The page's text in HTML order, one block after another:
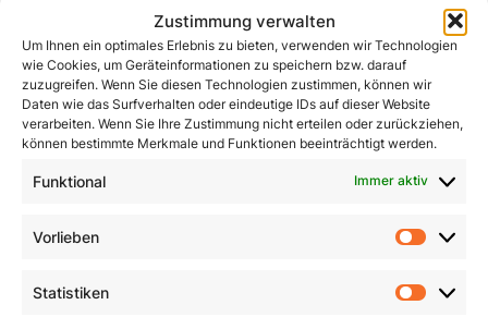
Zustimmung verwalten
Um Ihnen ein optimales Erlebnis zu bieten, verwenden wir Technologien
wie Cookies, um Geräteinformationen zu speichern bzw. darauf
zuzugreifen. Wenn Sie diesen Technologien zustimmen, können wir
Daten wie das Surfverhalten oder eindeutige IDs auf dieser Website
verarbeiten. Wenn Sie Ihre Zustimmung nicht erteilen oder zurückziehen,
können bestimmte Merkmale und Funktionen beeinträchtigt werden.
Funktional Immer aktiv
Vorlieben
StatistikenIn den Warenkorb In den Warenkorb